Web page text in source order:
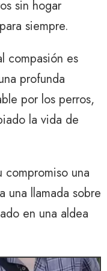
sin hogar
siempre.
compasión es
profunda
por los perros,
la vida de
compromiso una
una llamada sobre
en una aldea